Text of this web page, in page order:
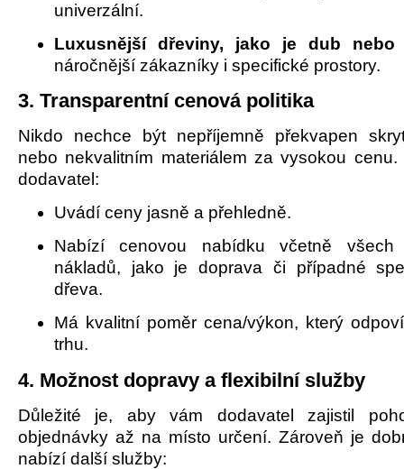
univerzální.
Luxusnější dřeviny, jako je dub nebo
náročnější zákazníky i specifické prostory.
3. Transparentní cenová politika
Nikdo nechce být nepříjemně překvapen
nebo nekvalitním materiálem za vysokou cenu.
dodavatel:
Uvádí ceny jasně a přehledně.
Nabízí cenovou nabídku včetně všech
nákladů, jako je doprava či případné
dřeva.
Má kvalitní poměr cena/výkon, který
trhu.
4. Možnost dopravy a flexibilní služby
Důležité je, aby vám dodavatel zajistil
objednávky až na místo určení. Zároveň je
nabízí další služby: